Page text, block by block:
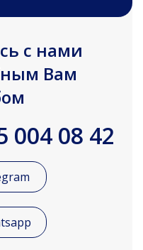
с нами
Вам
004 08 42